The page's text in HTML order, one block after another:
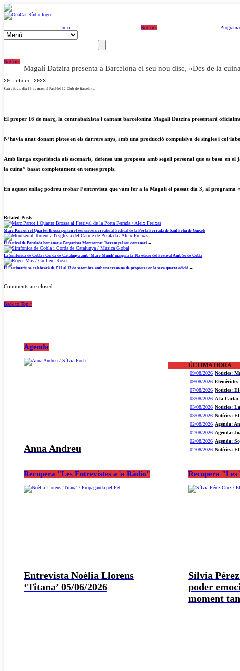
Inici Notícies
Notícies
Magalí Datzira presenta a Barcelona el seu nou disc, «Des de la
20 febrer 2023
Serà dijous, dia 16 de març, al Paral·lel 62 Club de Barcelona.
El proper 16 de març, la contrabaixista i cantant barcelonina Magalí Datzira presentarà
N’havia anat donant pistes en els darrers anys, amb una producció compulsiva de singles i
Amb llarga experiència als escenaris, defensa una proposta amb segell personal que es basa en
la cuina” basat completament en temes propis.
En aquest enllaç podreu trobar l’entrevista que vam fer a la Magalí el passat dia 3, al programa
Related Posts
Marc Parrot i el Quartet Brossa porten el seu univers creatiu al Festival de la Porta Ferrada de Sant Feliu de Guíxols →
El festival de Peralada homenatja l’organista Montserrat Torrent pel seu centenari →
La Simfònica de Cobla i Corda de Catalunya amb ‘Mare Mundi’ inaugura la 10a edició del Festival Amb So de Cobla →
El Festimariu se celebrarà de l’11 al 13 de setembre amb una trentena de propostes en la seva quarta edició →
Comments are closed.
Back to Top ↑
Agenda
Anna Andreu
ÚLTIMA HORA
09/08/2026 Notícies:
09/08/2026
07/08/2026 Notícies: El
03/08/2026 A la Carta:
03/08/2026 Notícies:
03/08/2026 Notícies: El
02/08/2026 Agenda:
02/08/2026 Agenda:
02/08/2026 Agenda:
02/08/2026 Notícies:
Recupera "Les Entrevistes a la Ràdio"
Entrevista Noèlia Llorens
‘Titana’ 05/06/2026
Recupera "Les
Sílvia
poder
moment